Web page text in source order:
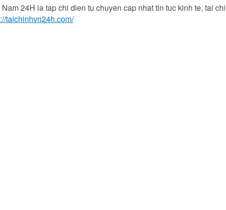
24H la tap chi dien tu chuyen cap nhat tin tuc kinh te, tai
taichinhvn24h.com/